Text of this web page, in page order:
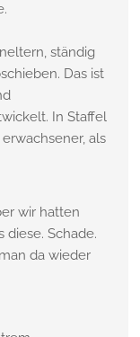
ständig
Das ist
In Staffel
als
wir hatten
diese. Schade.
da wieder